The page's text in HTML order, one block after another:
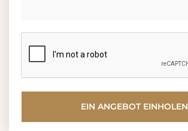
EIN ANGEBOT EINHOLEN